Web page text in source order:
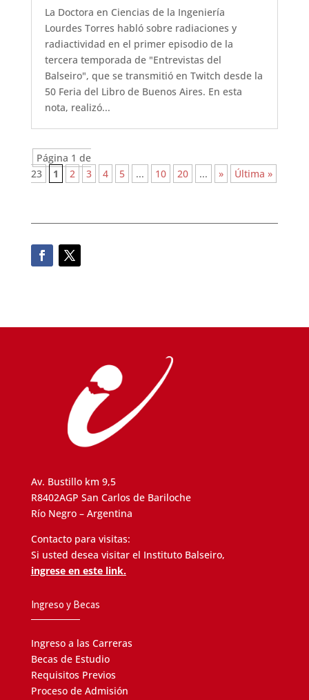
La Doctora en Ciencias de la Ingeniería
Lourdes Torres habló sobre radiaciones y
radiactividad en el primer episodio de la
tercera temporada de "Entrevistas del
Balseiro", que se transmitió en Twitch desde la
50 Feria del Libro de Buenos Aires. En esta
nota, realizó...
Página 1 de
23
1 2 3 4 5 ... 10 20 ... » Última »
Av. Bustillo km 9,5
R8402AGP San Carlos de Bariloche
Río Negro – Argentina
Contacto para visitas:
Si usted desea visitar el Instituto Balseiro,
ingrese en este link.
Ingreso y Becas
Ingreso a las Carreras
Becas de Estudio
Requisitos Previos
Proceso de Admisión